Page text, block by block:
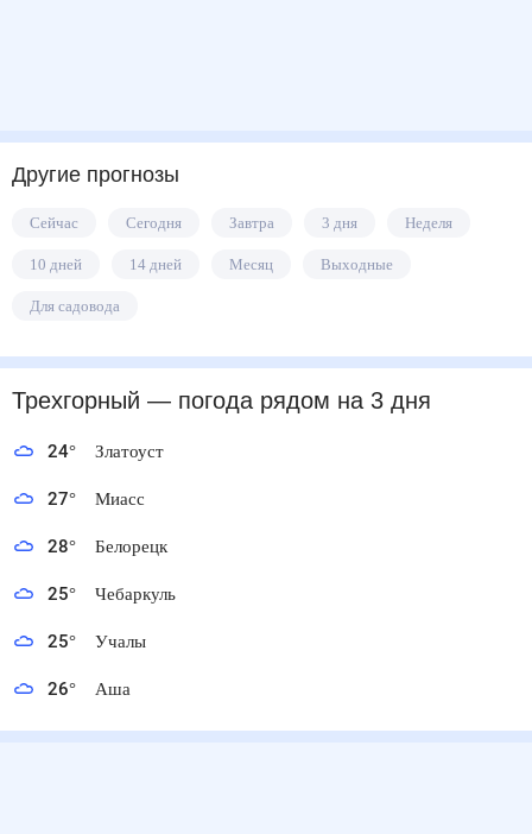
Другие прогнозы
Сейчас Сегодня Завтра 3 дня Неделя
10 дней 14 дней Месяц Выходные
Для садовода
Трехгорный — погода рядом на 3 дня
24° Златоуст
27° Миасс
28° Белорецк
25° Чебаркуль
25° Учалы
26° Аша